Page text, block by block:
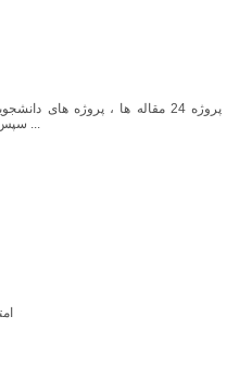
پروژه 24 مقاله ها ، پروژه های
سپس در دسترسی دانشجویان قرار میدهد ...